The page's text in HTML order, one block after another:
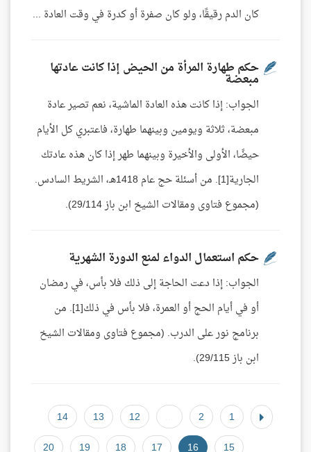
كان الدم رقيقًا، ولو كان صفرة أو كدرة في وقت العادة ...
حكم طهارة المرأة من الحيض إذا كانت عادتها
مبعضة
الجواب: إذا كانت هذه العادة الماشية، نعم تصير عادة
مبعضة، ثلاثة ويومين وبينهما طهارة، فاعتبري كل الأيام
حيضًا، الأولى والأخيرة وبينهما طهر إذا كان هذه عادتك
الجارية[1]. من أسئلة حج عام 1418هـ، الشريط السادس.
(مجموع فتاوى ومقالات الشيخ ابن باز 29/114).
حكم استعمال الدواء لمنع الدورة الشهرية
الجواب: إذا دعت الحاجة إلى ذلك فلا بأس، في رمضان
أو في أيام الحج أو العمرة، فلا بأس في ذلك[1]. من
برنامج نور على الدرب. (مجموع فتاوى ومقالات الشيخ
ابن باز 29/115).
1
2
12
13
14
15
16
17
18
19
20